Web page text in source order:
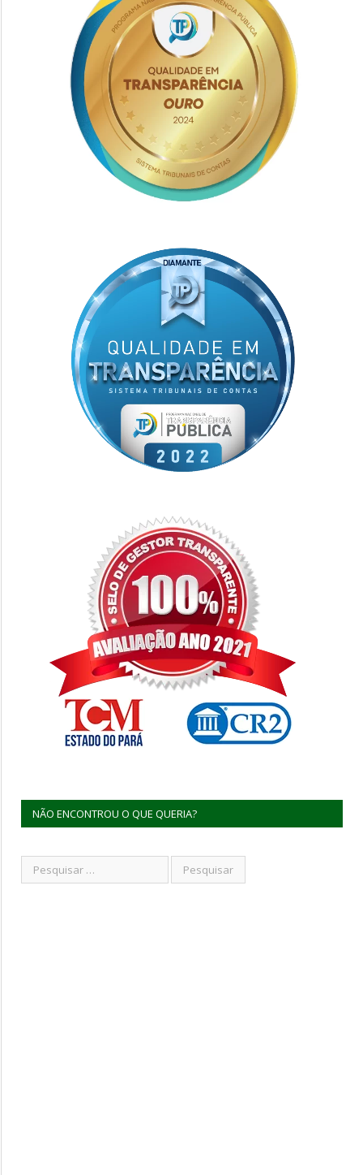
NÃO ENCONTROU O QUE QUERIA?